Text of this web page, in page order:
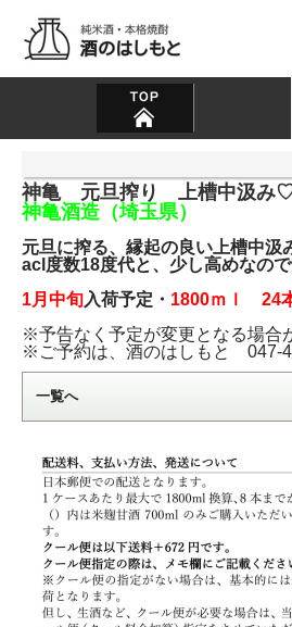
神亀 元旦搾り 上槽中汲み
神亀酒造（埼玉県）
元旦に搾る、縁起の良い上槽中汲
acl度数18度代と、少し高めなの
1月中旬入荷予定・ 1800ｍｌ 24
※予告なく予定が変更となる場合
※ご予約は、酒のはしもと 047-
一覧へ